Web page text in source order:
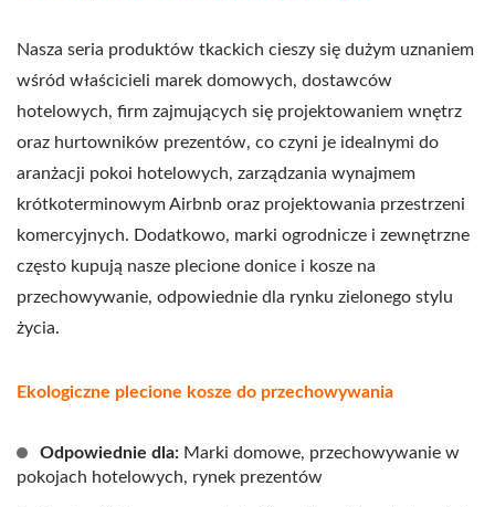
Nasza seria produktów tkackich cieszy się dużym uznaniem
wśród właścicieli marek domowych, dostawców
hotelowych, firm zajmujących się projektowaniem wnętrz
oraz hurtowników prezentów, co czyni je idealnymi do
aranżacji pokoi hotelowych, zarządzania wynajmem
krótkoterminowym Airbnb oraz projektowania przestrzeni
komercyjnych. Dodatkowo, marki ogrodnicze i zewnętrzne
często kupują nasze plecione donice i kosze na
przechowywanie, odpowiednie dla rynku zielonego stylu
życia.
Ekologiczne plecione kosze do przechowywania
Odpowiednie dla: Marki domowe, przechowywanie w
pokojach hotelowych, rynek prezentów